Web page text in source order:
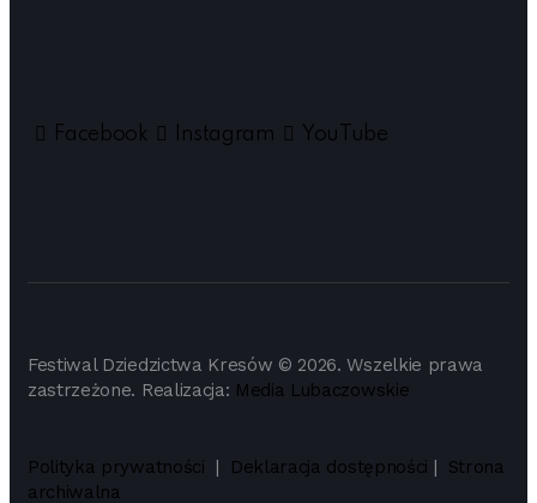
Facebook Instagram YouTube
Festiwal Dziedzictwa Kresów © 2026. Wszelkie prawa
zastrzeżone. Realizacja: Media Lubaczowskie
Polityka prywatności | Deklaracja dostępności | Strona
archiwalna